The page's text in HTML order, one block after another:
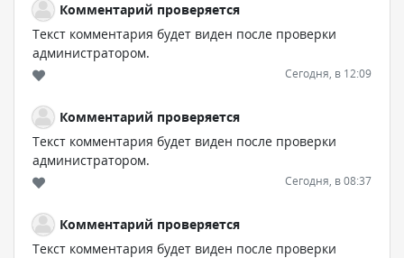
Комментарий проверяется
Текст комментария будет виден после проверки
администратором.
Сегодня, в 12:09
Комментарий проверяется
Текст комментария будет виден после проверки
администратором.
Сегодня, в 08:37
Комментарий проверяется
Текст комментария будет виден после проверки